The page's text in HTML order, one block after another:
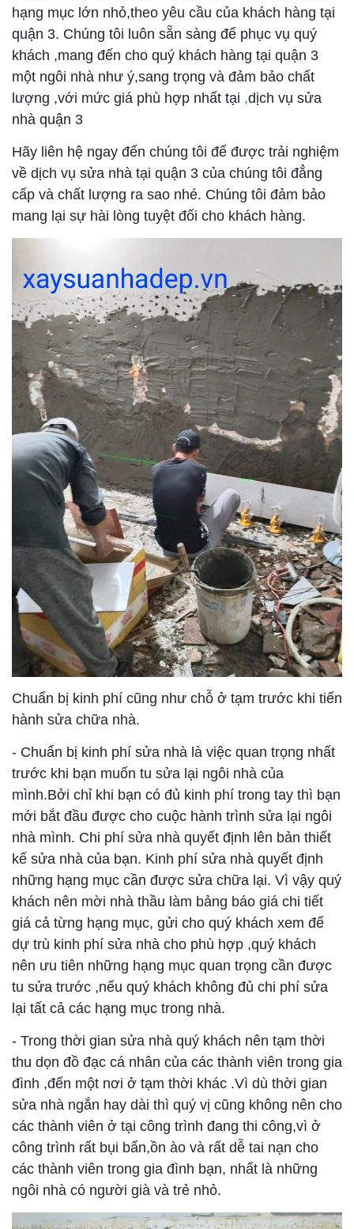
hạng mục lớn nhỏ,theo yêu cầu của khách hàng tại
quận 3. Chúng tôi luôn sẵn sàng để phục vụ quý
khách ,mang đến cho quý khách hàng tại quận 3
một ngôi nhà như ý,sang trọng và đảm bảo chất
lượng ,với mức giá phù hợp nhất tại ,dịch vụ sửa
nhà quận 3
Hãy liên hệ ngay đến chúng tôi để được trải nghiệm
về dịch vụ sửa nhà tại quận 3 của chúng tôi đẳng
cấp và chất lượng ra sao nhé. Chúng tôi đảm bảo
mang lại sự hài lòng tuyệt đối cho khách hàng.
Chuẩn bị kinh phí cũng như chỗ ở tạm trước khi tiến
hành sửa chữa nhà.
- Chuẩn bị kinh phí sửa nhà là việc quan trọng nhất
trước khi bạn muốn tu sửa lại ngôi nhà của
mình.Bởi chỉ khi bạn có đủ kinh phí trong tay thì bạn
mới bắt đầu được cho cuộc hành trình sửa lại ngôi
nhà mình. Chi phí sửa nhà quyết định lên bản thiết
kế sửa nhà của bạn. Kinh phí sửa nhà quyết định
những hạng mục cần được sửa chữa lại. Vì vậy quý
khách nên mời nhà thầu làm bảng báo giá chi tiết
giá cả từng hạng mục, gửi cho quý khách xem để
dự trù kinh phí sửa nhà cho phù hợp ,quý khách
nên ưu tiên những hạng mục quan trọng cần được
tu sửa trước ,nếu quý khách không đủ chi phí sửa
lại tất cả các hạng mục trong nhà.
- Trong thời gian sửa nhà quý khách nên tạm thời
thu dọn đồ đạc cá nhân của các thành viên trong gia
đình ,đến một nơi ở tạm thời khác .Vì dù thời gian
sửa nhà ngắn hay dài thì quý vị cũng không nên cho
các thành viên ở tại công trình đang thi công,vì ở
công trình rất bụi bẩn,ồn ào và rất dễ tai nạn cho
các thành viên trong gia đình bạn, nhất là những
ngôi nhà có người già và trẻ nhỏ.